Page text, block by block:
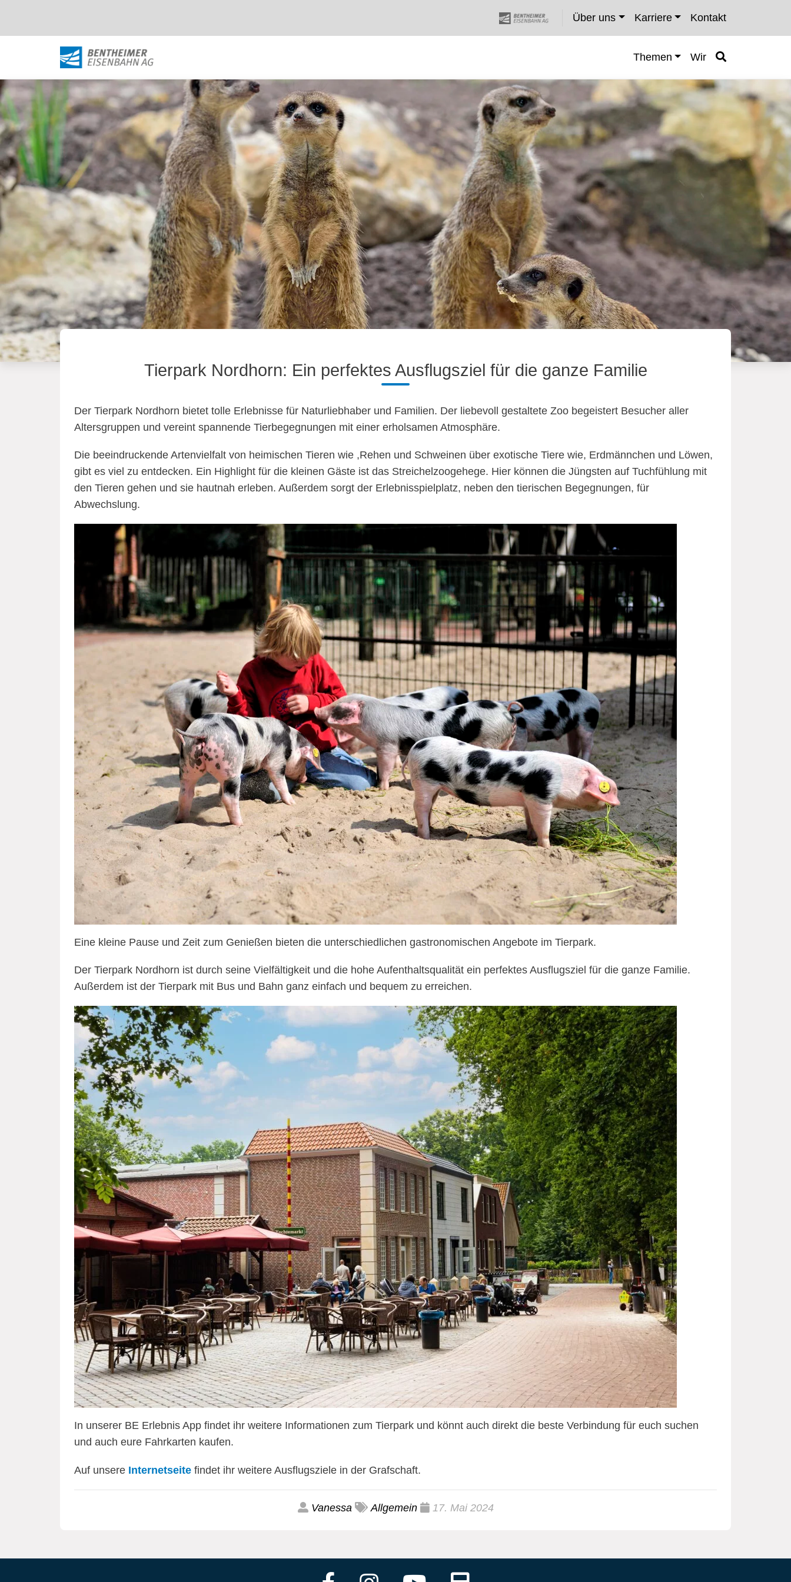
Über uns Karriere Kontakt
Themen Wir
Tierpark Nordhorn: Ein perfektes Ausflugsziel für die ganze Familie
Der Tierpark Nordhorn bietet tolle Erlebnisse für Naturliebhaber und Familien. Der liebevoll gestaltete Zoo begeistert Besucher aller
Altersgruppen und vereint spannende Tierbegegnungen mit einer erholsamen Atmosphäre.
Die beeindruckende Artenvielfalt von heimischen Tieren wie ,Rehen und Schweinen über exotische Tiere wie, Erdmännchen und Löwen,
gibt es viel zu entdecken. Ein Highlight für die kleinen Gäste ist das Streichelzoogehege. Hier können die Jüngsten auf Tuchfühlung mit
den Tieren gehen und sie hautnah erleben. Außerdem sorgt der Erlebnisspielplatz, neben den tierischen Begegnungen, für
Abwechslung.
Eine kleine Pause und Zeit zum Genießen bieten die unterschiedlichen gastronomischen Angebote im Tierpark.
Der Tierpark Nordhorn ist durch seine Vielfältigkeit und die hohe Aufenthaltsqualität ein perfektes Ausflugsziel für die ganze Familie.
Außerdem ist der Tierpark mit Bus und Bahn ganz einfach und bequem zu erreichen.
In unserer BE Erlebnis App findet ihr weitere Informationen zum Tierpark und könnt auch direkt die beste Verbindung für euch suchen
und auch eure Fahrkarten kaufen.
Auf unsere Internetseite findet ihr weitere Ausflugsziele in der Grafschaft.
Vanessa Allgemein 17. Mai 2024